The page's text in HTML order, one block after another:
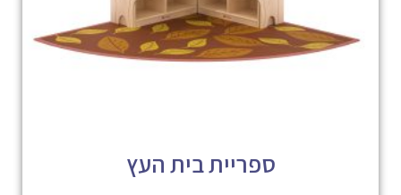
ספריית בית העץ